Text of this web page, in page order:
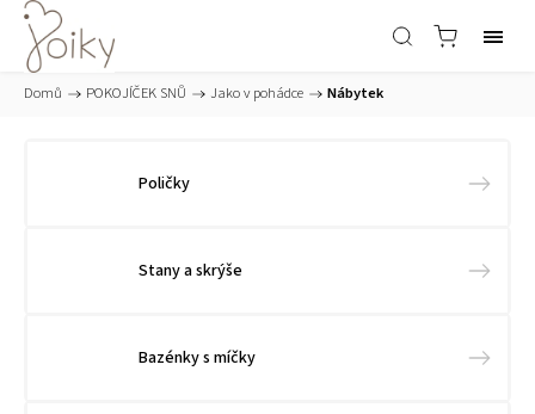
Domů / POKOJÍČEK SNŮ / Jako v pohádce / Nábytek
Poličky
Stany a skrýše
Bazénky s míčky